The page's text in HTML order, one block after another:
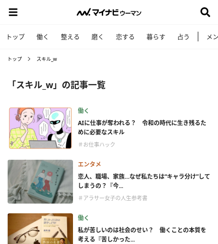
トップ 働く 整える 磨く 恋する 暮らす 占う メ
トップ スキル_w
「スキル_w」の記事一覧
働く
AIに仕事が奪われる？ 令和の時代に生き残るた
めに必要なスキル
＃お仕事ハック
エンタメ
恋人、職場、家族…なぜ私たちは“キャラ分け”して
しまうの？『今...
＃アラサー女子の人生参考書
働く
私が苦しいのは社会のせい？ 働くことの本質を
考える『苦しかった...